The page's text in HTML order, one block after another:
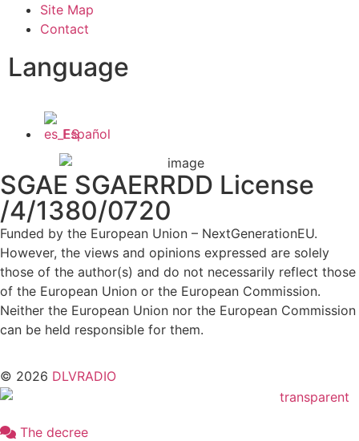
Site Map
Contact
Language
Español
SGAE SGAERRDD License
/4/1380/0720
Funded by the European Union – NextGenerationEU.
However, the views and opinions expressed are solely
those of the author(s) and do not necessarily reflect those
of the European Union or the European Commission.
Neither the European Union nor the European Commission
can be held responsible for them.
© 2026 DLVRADIO
The decree